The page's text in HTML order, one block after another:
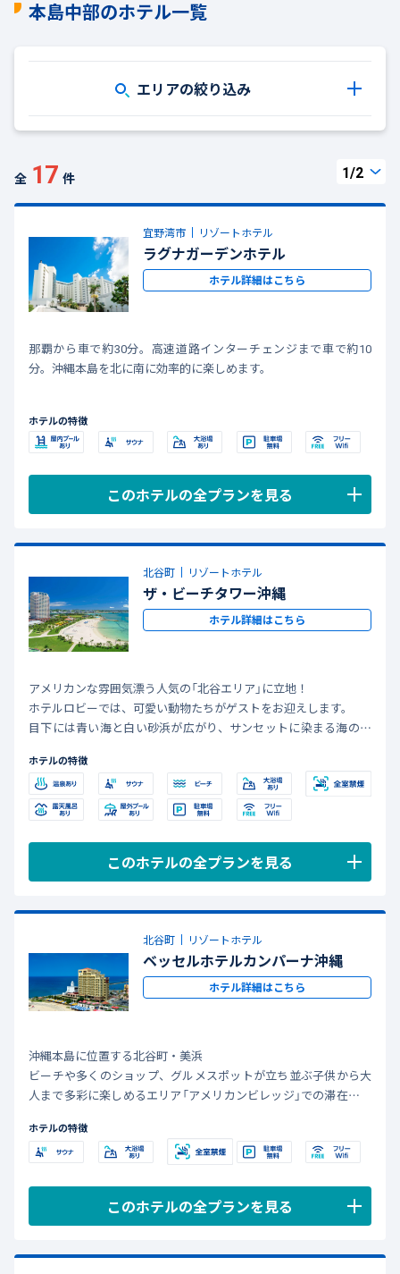
本島中部のホテル一覧
エリアの絞り込み
全 17 件
宜野湾市 リゾートホテル
ラグナガーデンホテル
ホテル詳細はこちら
那覇から車で約30分。高速道路インターチェンジまで車で約10
分。沖縄本島を北に南に効率的に楽しめます。
ホテルの特徴
このホテルの全プランを見る
北谷町 リゾートホテル
ザ・ビーチタワー沖縄
ホテル詳細はこちら
アメリカンな雰囲気漂う人気の「北谷エリア」に立地！
ホテルロビーでは、可愛い動物たちがゲストをお迎えします。
目下には青い海と白い砂浜が広がり、サンセットに染まる海の景
ホテルの特徴
このホテルの全プランを見る
北谷町 リゾートホテル
ベッセルホテルカンパーナ沖縄
ホテル詳細はこちら
沖縄本島に位置する北谷町・美浜
ビーチや多くのショップ、グルメスポットが立ち並ぶ子供から大
人まで多彩に楽しめるエリア「アメリカンビレッジ」での滞在をお
ホテルの特徴
このホテルの全プランを見る